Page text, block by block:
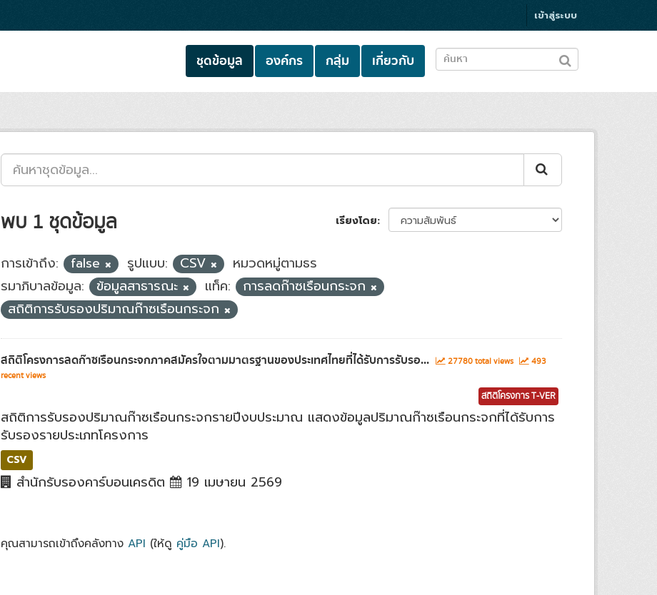
เข้าสู่ระบบ
ชุดข้อมูล องค์กร กลุ่ม เกี่ยวกับ
เรียงโดย
พบ 1 ชุดข้อมูล
การเข้าถึง: false รูปแบบ: CSV
หมวดหมู่ตามธร
รมาภิบาลข้อมูล:
ข้อมูลสาธารณะ แท็ค:
การลดก๊าซเรือนกระจก
สถิติการรับรองปริมาณก๊าซเรือนกระจก
สถิติโครงการลดก๊าซเรือนกระจกภาคสมัครใจตามมาตรฐานของประเทศไทยที่ได้รับการรับรอ... 27780 total views
493
recent views
สถิติโครงการ T-VER
สถิติการรับรองปริมาณก๊าซเรือนกระจกรายปีงบประมาณ แสดงข้อมูลปริมาณก๊าซเรือนกระจกที่ได้รับการ
รับรองรายประเภทโครงการ
CSV
สำนักรับรองคาร์บอนเครดิต 19 เมษายน 2569
คุณสามารถเข้าถึงคลังทาง API (ให้ดู คู่มือ API).